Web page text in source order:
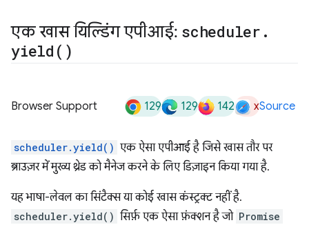
एक खास यिल्डिंग एपीआई: scheduler .
yield( )
Browser Support 129 129 142 xSource
scheduler.yield() एक ऐसा एपीआई है जिसे खास तौर पर
ब्राउज़र में मुख्य थ्रेड को मैनेज करने के लिए डिज़ाइन किया गया है.
यह भाषा-लेवल का सिंटैक्स या कोई खास कंस्ट्रक्ट नहीं है.
scheduler.yield() सिर्फ़ एक ऐसा फ़ंक्शन है जो Promise